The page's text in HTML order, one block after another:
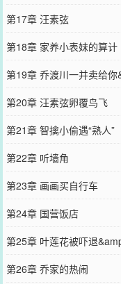
第17章 汪素弦
第18章 家养小表妹的算计
第19章 乔渡川一并卖给
第20章 汪素弦卵覆鸟飞
第21章 智擒小偷遇“熟人”
第22章 听墙角
第23章 画画买自行车
第24章 国营饭店
第25章 叶莲花被吓退
第26章 乔家的热闹